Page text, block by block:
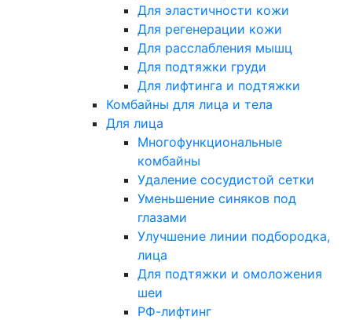
Для эластичности кожи
Для регенерации кожи
Для расслабления мышц
Для подтяжки груди
Для лифтинга и подтяжки
Комбайны для лица и тела
Для лица
Многофункциональные
комбайны
Удаление сосудистой сетки
Уменьшение синяков под
глазами
Улучшение линии подбородка,
лица
Для подтяжки и омоложения
шеи
РФ-лифтинг